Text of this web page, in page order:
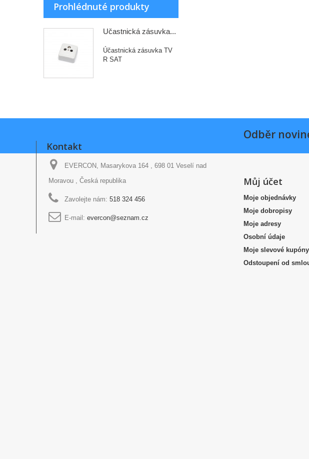
Prohlédnuté produkty
Účastnická zásuvka...
Účastnická zásuvka TV
R SAT
Kontakt
EVERCON, Masarykova 164 , 698 01 Veselí nad
Moravou , Česká republika
Zavolejte nám: 518 324 456
E-mail: evercon@seznam.cz
Odběr
Můj účet
Moje objednávky
Moje dobropisy
Moje adresy
Osobní údaje
Moje slevové kupóny
Odstoupení od